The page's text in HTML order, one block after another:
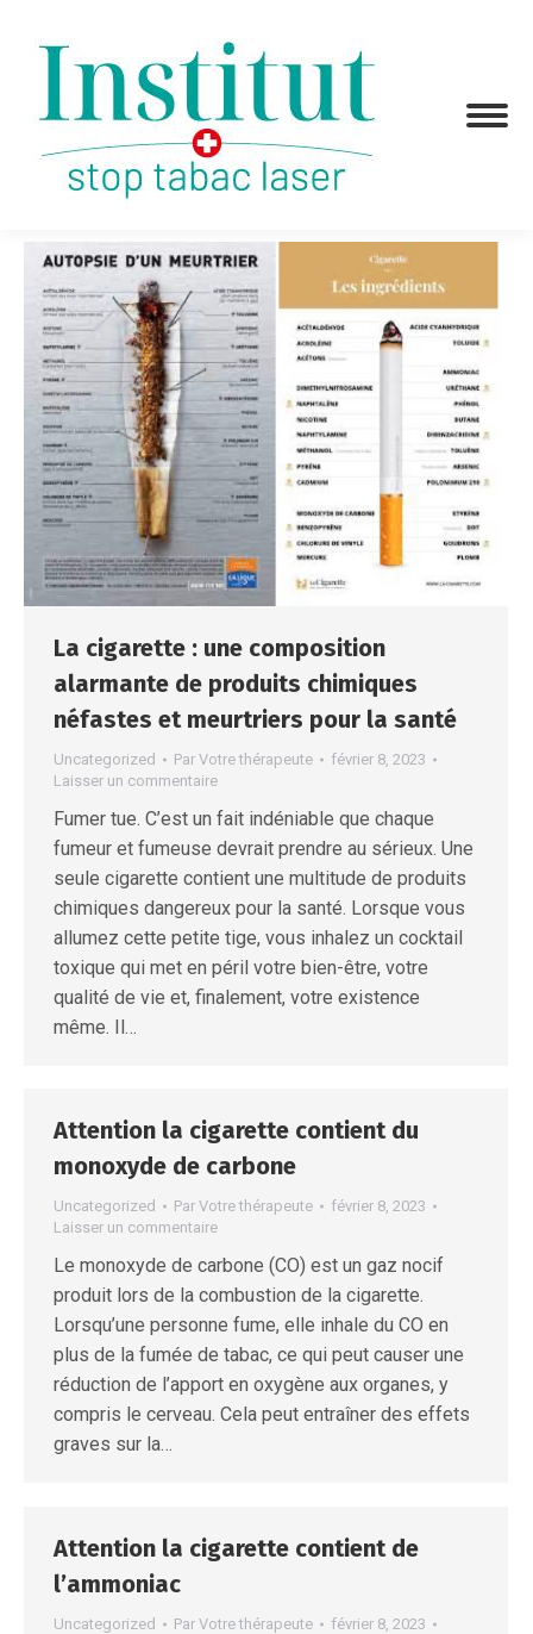
La cigarette : une composition
alarmante de produits chimiques
néfastes et meurtriers pour la santé
Uncategorized Par Votre thérapeute
février 8, 2023
Laisser un commentaire
Fumer tue. C’est un fait indéniable que chaque
fumeur et fumeuse devrait prendre au sérieux. Une
seule cigarette contient une multitude de produits
chimiques dangereux pour la santé. Lorsque vous
allumez cette petite tige, vous inhalez un cocktail
toxique qui met en péril votre bien-être, votre
qualité de vie et, finalement, votre existence
même. Il…
Attention la cigarette contient du
monoxyde de carbone
Uncategorized Par Votre thérapeute
février 8, 2023
Laisser un commentaire
Le monoxyde de carbone (CO) est un gaz nocif
produit lors de la combustion de la cigarette.
Lorsqu’une personne fume, elle inhale du CO en
plus de la fumée de tabac, ce qui peut causer une
réduction de l’apport en oxygène aux organes, y
compris le cerveau. Cela peut entraîner des effets
graves sur la…
Attention la cigarette contient de
l’ammoniac
Uncategorized Par Votre thérapeute
février 8, 2023